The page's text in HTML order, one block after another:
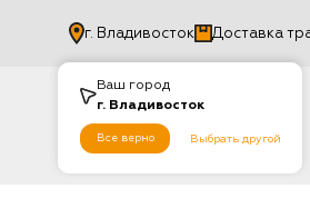
Ваш город
г. Владивосток
Все верно Выбрать другой
г. Владивосток Доставка